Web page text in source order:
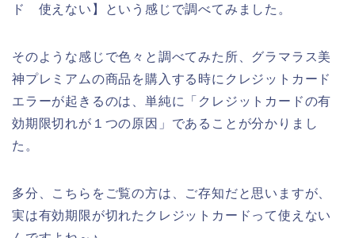
ド 使えない】という感じで調べてみました。
そのような感じで色々と調べてみた所、グラマラス美
神プレミアムの商品を購入する時にクレジットカード
エラーが起きるのは、単純に「クレジットカードの有
効期限切れが１つの原因」であることが分かりまし
た。
多分、こちらをご覧の方は、ご存知だと思いますが、
実は有効期限が切れたクレジットカードって使えない